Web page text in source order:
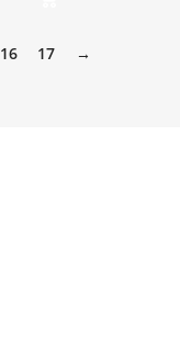
16 17 →